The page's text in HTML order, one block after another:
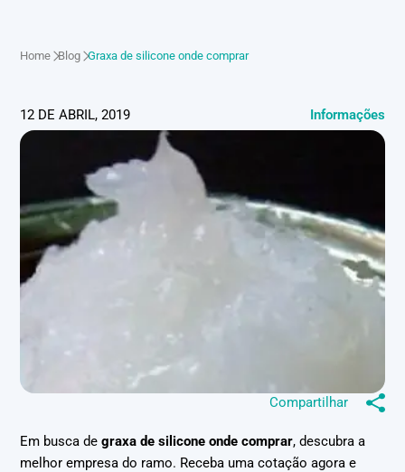
Home Blog Graxa de silicone onde comprar
12 DE ABRIL, 2019 Informações
Compartilhar
Em busca degraxa de silicone onde comprar, descubra a
melhor empresa do ramo. Receba uma cotação agora e